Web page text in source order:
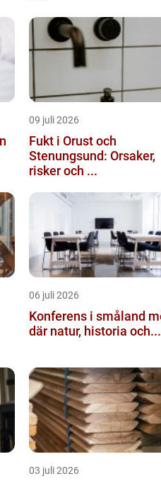
09 juli 2026
Fukt i Orust och
Stenungsund: Orsaker,
risker och ...
06 juli 2026
Konferens i småland möten
där natur, historia och...
03 juli 2026